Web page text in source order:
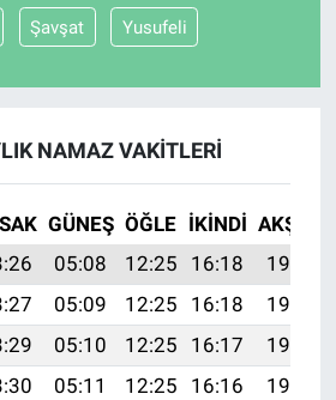
Şavşat Yusufeli
NAMAZ VAKITLERI
GÜNEŞ ÖĞLE İKINDI AKŞAM
05:08 12:25 16:18
19:32
05:09 12:25 16:18
19:31
05:10 12:25 16:17
19:30
05:11 12:25 16:16
19:29